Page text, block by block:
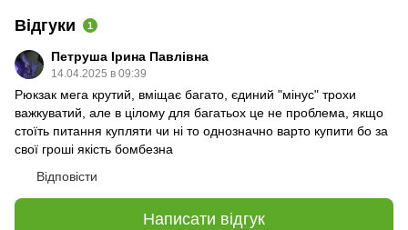
Відгуки 1
Петруша Ірина Павлівна
14.04.2025 в 09:39
Рюкзак мега крутий, вміщає багато, єдиний "мінус" трохи
важкуватий, але в цілому для багатьох це не проблема, якщо
стоїть питання купляти чи ні то однозначно варто купити бо за
свої гроші якість бомбезна
Відповісти
Написати відгук